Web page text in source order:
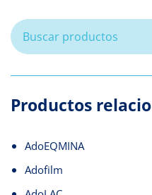
Productos
AdoEQMINA
Adofilm